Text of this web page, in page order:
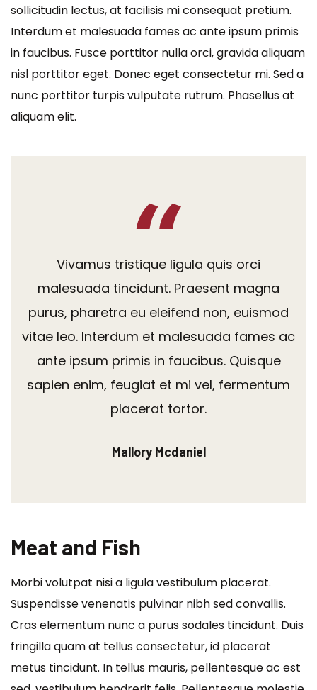
sollicitudin lectus, at facilisis mi consequat pretium.
Interdum et malesuada fames ac ante ipsum primis
in faucibus. Fusce porttitor nulla orci, gravida aliquam
nisl porttitor eget. Donec eget consectetur mi. Sed a
nunc porttitor turpis vulputate rutrum. Phasellus at
aliquam elit.
Vivamus tristique ligula quis orci
malesuada tincidunt. Praesent magna
purus, pharetra eu eleifend non, euismod
vitae leo. Interdum et malesuada fames ac
ante ipsum primis in faucibus. Quisque
sapien enim, feugiat et mi vel, fermentum
placerat tortor.
Mallory Mcdaniel
Meat and Fish
Morbi volutpat nisi a ligula vestibulum placerat.
Suspendisse venenatis pulvinar nibh sed convallis.
Cras elementum nunc a purus sodales tincidunt. Duis
fringilla quam at tellus consectetur, id placerat
metus tincidunt. In tellus mauris, pellentesque ac est